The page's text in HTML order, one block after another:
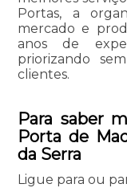
Portas, a
mercado e
anos de
priorizando
clientes.
Para saber
Porta de
da Serra
Ligue para ou